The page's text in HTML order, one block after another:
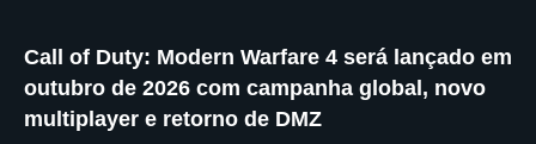
Call of Duty: Modern Warfare 4 será lançado em
outubro de 2026 com campanha global, novo
multiplayer e retorno de DMZ